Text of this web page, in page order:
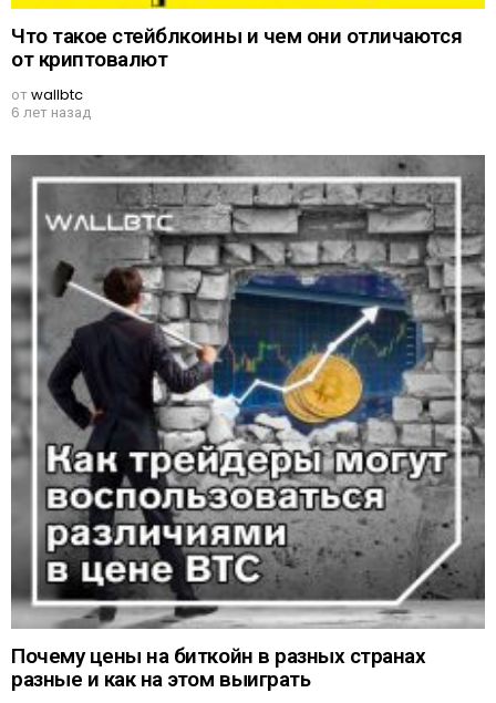
Что такое стейблкоины и чем они отличаются
от криптовалют
отwallbtc
6 лет назад
Почему цены на биткойн в разных странах
разные и как на этом выиграть